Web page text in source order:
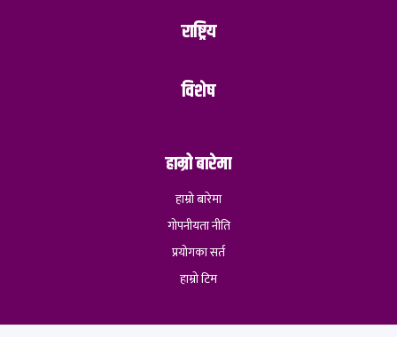
राष्ट्रिय
विशेष
हाम्रो बारेमा
हाम्रो बारेमा
गोपनीयता नीति
प्रयोगका सर्त
हाम्रो टिम